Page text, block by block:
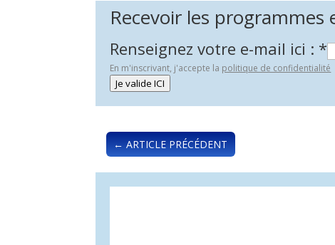
Recevoir les programmes
Renseignez votre e-mail ici : *
En m'inscrivant, j'accepte la politique de confidentialité
Je valide ICI
←ARTICLE PRÉCÉDENT